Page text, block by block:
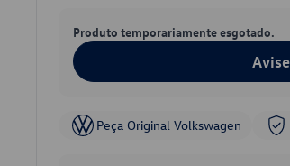
Produto temporariamente esgotado.
Peça Original Volkswagen